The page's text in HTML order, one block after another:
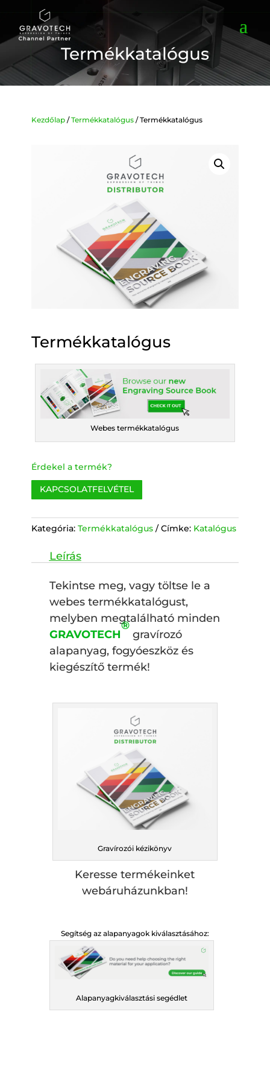
Termékkatalógus
Kezdőlap/Termékkatalógus/ Termékkatalógus
Termékkatalógus
Webes termékkatalógus
Érdekel a termék?
KAPCSOLATFELVÉTEL
Kategória: Termékkatalógus Címke: Katalógus
Tekintse meg, vagy töltse le a
webes termékkatalógust,
melyben megtalálható minden
GRAVOTECH­
®
gravírozó
alapanyag, fogyóeszköz és
kiegészítő termék!
Gravírozói kézikönyv
Keresse termékeinket
webáruházunkban!
Segítség az alapanyagok kiválasztásához:
Alapanyagkiválasztási segédlet